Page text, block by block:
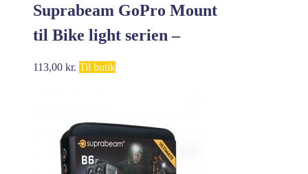
Suprabeam GoPro Mount
til Bike light serien –
Tilbehør til cykellygter
113,00 kr. Til butik